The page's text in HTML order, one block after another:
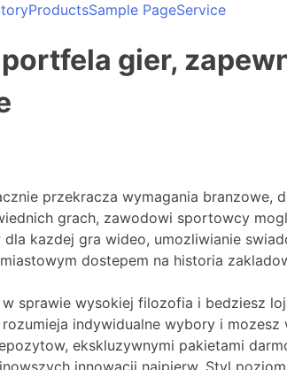
ProductsSample PageService
gier,
przekracza wymagania
grach, zawodowi sportowcy
kazdej gra wideo, umozliwianie
dostepem na historia
sprawie wysokiej filozofia i bedziesz
indywidualne wybory i
ekskluzywnymi pakietami
innowacji najpierw. Styl